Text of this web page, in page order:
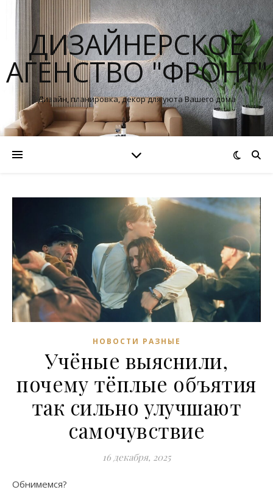
ДИЗАЙНЕРСКОЕ
АГЕНСТВО "ФРОНТ"
Дизайн, планировка, декор для уюта Вашего дома
НОВОСТИ РАЗНЫЕ
Учёные выяснили,
почему тёплые объятия
так сильно улучшают
самочувствие
16 декабря, 2025
Обнимемся?